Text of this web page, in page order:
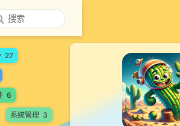
27
6
系统管理 3